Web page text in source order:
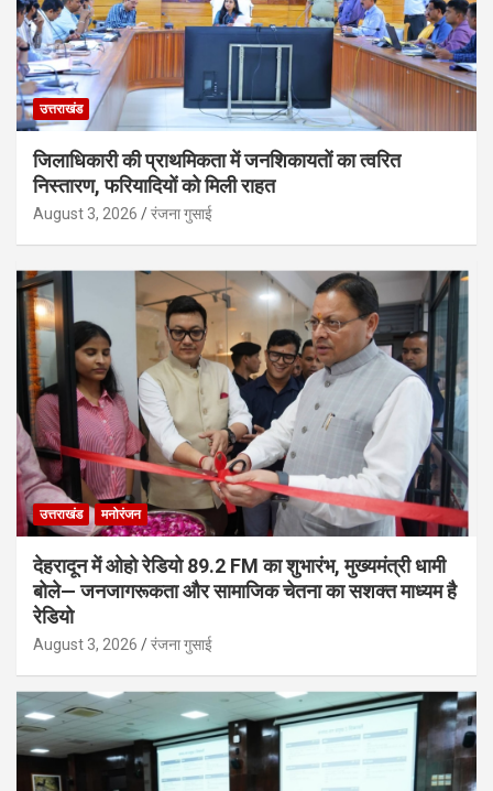
उत्तराखंड
जिलाधिकारी की प्राथमिकता में जनशिकायतों का त्वरित
निस्तारण, फरियादियों को मिली राहत
August 3, 2026 रंजना गुसाई
उत्तराखंड मनोरंजन
देहरादून में ओहो रेडियो 89.2 FM का शुभारंभ, मुख्यमंत्री धामी
बोले— जनजागरूकता और सामाजिक चेतना का सशक्त माध्यम है
रेडियो
August 3, 2026 रंजना गुसाई